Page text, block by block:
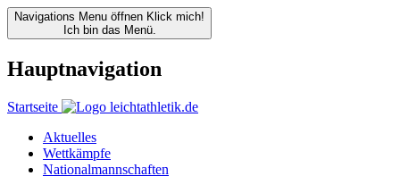
Navigations Menu öffnen Klick mich!
Ich bin das Menü.
Hauptnavigation
Startseite
Aktuelles
Wettkämpfe
Nationalmannschaften